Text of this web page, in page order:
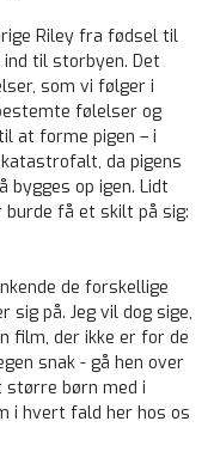
Riley fra fødsel til
til storbyen. Det
som vi følger i
følelser og
at forme pigen – i
da pigens
op igen. Lidt
burde få et skilt på sig:
de forskellige
på. Jeg vil dog sige,
film, der ikke er for de
snak - gå hen over
større børn med i
i hvert fald her hos os